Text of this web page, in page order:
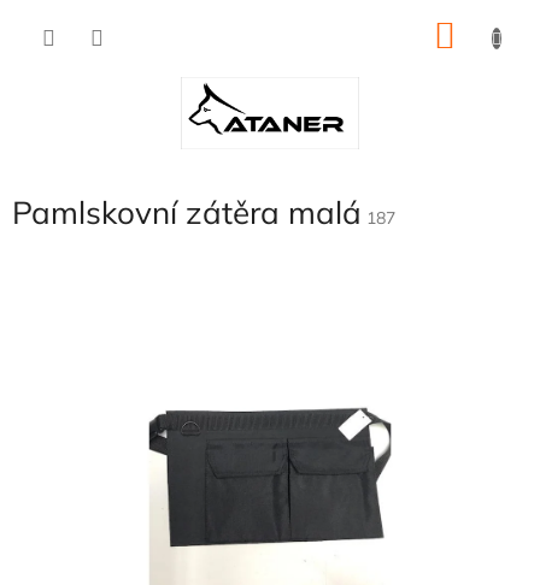
Pamlskovní zátěra malá 187